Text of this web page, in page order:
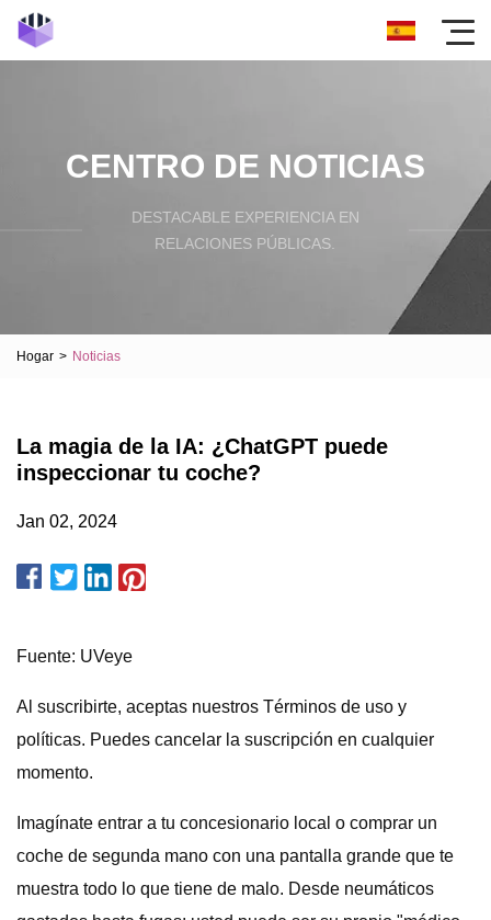
CENTRO DE NOTICIAS
DESTACABLE EXPERIENCIA EN
RELACIONES PÚBLICAS.
Hogar > Noticias
La magia de la IA: ¿ChatGPT puede
inspeccionar tu coche?
Jan 02, 2024
Fuente: UVeye
Al suscribirte, aceptas nuestros Términos de uso y
políticas. Puedes cancelar la suscripción en cualquier
momento.
Imagínate entrar a tu concesionario local o comprar un
coche de segunda mano con una pantalla grande que te
muestra todo lo que tiene de malo. Desde neumáticos